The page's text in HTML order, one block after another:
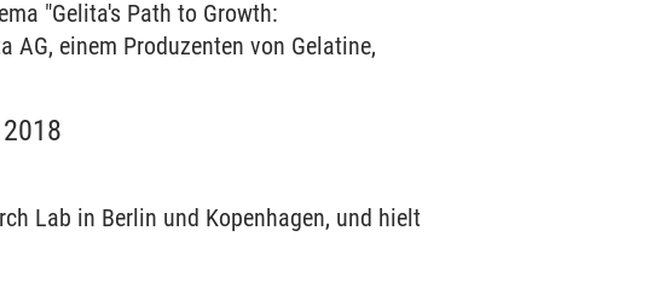
"Gelita's Path to Growth:
AG, einem Produzenten von Gelatine,
2018
Lab in Berlin und Kopenhagen, und hielt